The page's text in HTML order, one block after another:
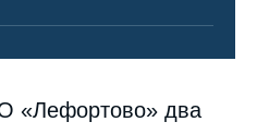
«Лефортово» два